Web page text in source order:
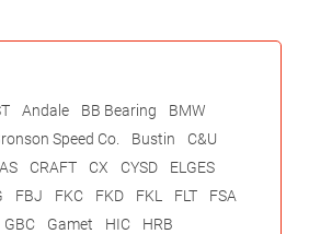
Andale BB Bearing
BMW
Speed Co. Bustin
C&U
CRAFT CX CYSD
ELGES
FBJ FKC FKD FKL FLT
FSA
GBC Gamet HIC
HRB